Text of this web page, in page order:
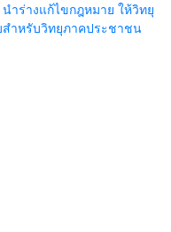
ำร่างแก้ไขกฎหมาย ให้วิทยุ
ำหรับวิทยุภาคประชาชน